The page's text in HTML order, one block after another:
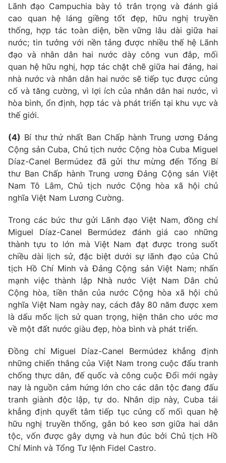
Lãnh đạo Campuchia bày tỏ trân trọng và đánh giá
cao quan hệ láng giềng tốt đẹp, hữu nghị truyền
thống, hợp tác toàn diện, bền vững lâu dài giữa hai
nước; tin tưởng với nền tảng được nhiều thế hệ Lãnh
đạo và nhân dân hai nước dày công vun đắp, mối
quan hệ hữu nghị, hợp tác chặt chẽ giữa hai đảng, hai
nhà nước và nhân dân hai nước sẽ tiếp tục được củng
cố và tăng cường, vì lợi ích của nhân dân hai nước, vì
hòa bình, ổn định, hợp tác và phát triển tại khu vực và
thế giới.
(4) Bí thư thứ nhất Ban Chấp hành Trung ương Đảng
Cộng sản Cuba, Chủ tịch nước Cộng hòa Cuba Miguel
Díaz-Canel Bermúdez đã gửi thư mừng đến Tổng Bí
thư Ban Chấp hành Trung ương Đảng Cộng sản Việt
Nam Tô Lâm, Chủ tịch nước Cộng hòa xã hội chủ
nghĩa Việt Nam Lương Cường.
Trong các bức thư gửi Lãnh đạo Việt Nam, đồng chí
Miguel Díaz-Canel Bermúdez đánh giá cao những
thành tựu to lớn mà Việt Nam đạt được trong suốt
chiều dài lịch sử, đặc biệt dưới sự lãnh đạo của Chủ
tịch Hồ Chí Minh và Đảng Cộng sản Việt Nam; nhấn
mạnh việc thành lập Nhà nước Việt Nam Dân chủ
Cộng hòa, tiền thân của nước Cộng hòa xã hội chủ
nghĩa Việt Nam ngày nay, cách đây 80 năm được xem
là dấu mốc lịch sử quan trọng, hiện thân cho ước mơ
về một đất nước giàu đẹp, hòa bình và phát triển.
Đồng chí Miguel Díaz-Canel Bermúdez khẳng định
những chiến thắng của Việt Nam trong cuộc đấu tranh
chống thực dân, đế quốc và công cuộc Đổi mới ngày
nay là nguồn cảm hứng lớn cho các dân tộc đang đấu
tranh giành độc lập, tự do. Nhân dịp này, Cuba tái
khẳng định quyết tâm tiếp tục củng cố mối quan hệ
hữu nghị truyền thống, gắn bó keo sơn giữa hai dân
tộc, vốn được gây dựng và hun đúc bởi Chủ tịch Hồ
Chí Minh và Tổng Tư lệnh Fidel Castro.